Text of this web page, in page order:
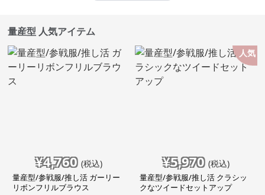
量産型 人気アイテム
¥4,760 (税込)
量産型/参戦服/推し活 ガーリー
リボンフリルブラウス
人気
¥5,970 (税込)
量産型/参戦服/推し活 クラシッ
クなツイードセットアップ